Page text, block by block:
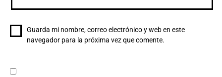
Guarda mi nombre, correo electrónico y web en este
navegador para la próxima vez que comente.